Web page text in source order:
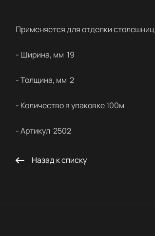
Применяется для отделки
- Ширина, мм 19
- Толщина, мм 2
- Количество в упаковке 100м
- Артикул 2502
Назад к списку